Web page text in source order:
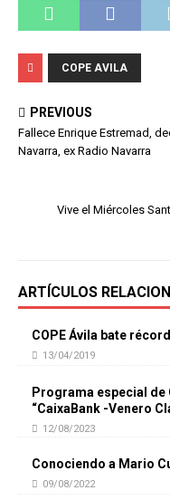
COPE AVILA
PREVIOUS
Fallece Enrique Estremad,
Navarra, ex Radio Navarra
Vive el Miércoles
ARTÍCULOS
COPE Ávila bate
13/04/2019
Programa especial de
“CaixaBank -Venero
12/08/2023
Conociendo a Mario
09/08/2022